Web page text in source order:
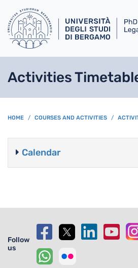
Activities
BREADCRUMB
HOME COURSES AND ACTIVITIES
Calendar
Follow
us